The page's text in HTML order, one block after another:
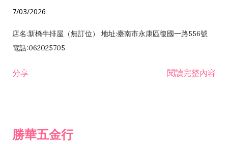
7/03/2026
店名:新橋牛排屋（無訂位） 地址:臺南市永康區復國一路556號
電話:062025705
分享 閱讀完整內容
勝華五金行